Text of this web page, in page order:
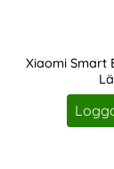
Xiaomi Smart
Art. nr 219597